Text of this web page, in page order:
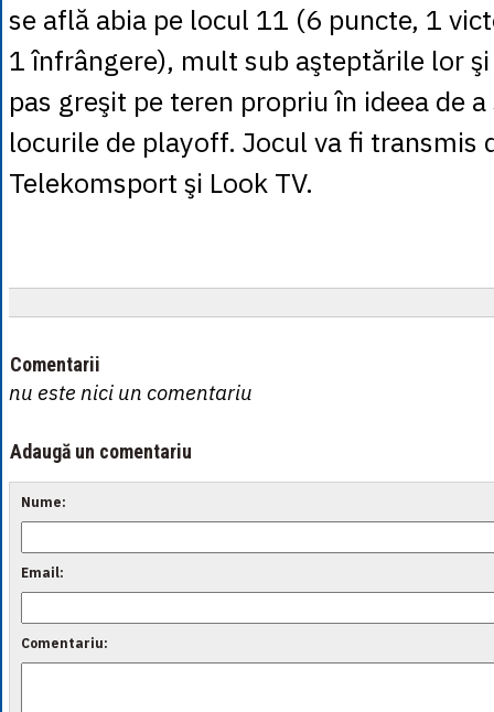
se află abia pe locul 11 (6 puncte, 1
1 înfrângere), mult sub aşteptările lor
pas greşit pe teren propriu în ideea de
locurile de playoff. Jocul va fi transmis
Telekomsport şi Look TV.
Comentarii
nu este nici un comentariu
Adaugă un comentariu
Nume:
Email:
Comentariu: